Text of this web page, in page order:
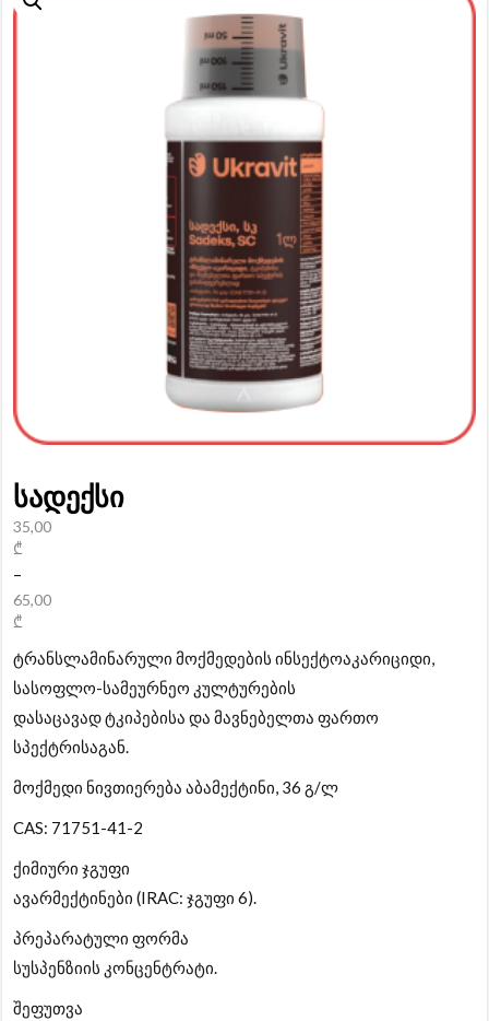
სადექსი
35,00
₾
–
65,00
₾
ტრანსლამინარული მოქმედების ინსექტოაკარიციდი,
სასოფლო-სამეურნეო კულტურების
დასაცავად ტკიპებისა და მავნებელთა ფართო
სპექტრისაგან.
მოქმედი ნივთიერება აბამექტინი, 36 გ/ლ
CAS: 71751-41-2
ქიმიური ჯგუფი
ავარმექტინები (IRAC: ჯგუფი 6).
პრეპარატული ფორმა
სუსპენზიის კონცენტრატი.
შეფუთვა